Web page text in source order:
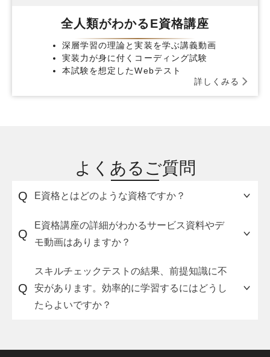
全人類がわかるE資格講座
深層学習の理論と実装を学ぶ講義動画
実装力が身に付くコーディング試験
本試験を想定したWebテスト
詳しくみる
よくあるご質問
Q E資格とはどのような資格ですか？
一般社団法人日本ディープラーニング協会
（JDLA）が主催している資格試験で、「ディープ
ラーニングの理論を理解し、適切な手法を選択し
ます。
試験では、「応用数学」、「機械学習」、「深層
Q
E資格講座の詳細がわかるサービス資料やデ
モ動画はありますか？
講座の詳細（講座の流れ・料金体系・申し込み方
法）をまとめた資料とトライアル用の講座動画を
ご用意しています。ご希望の方は、こちらの資料
請求フォーム からお申し込みください。
Q
スキルチェックテストの結果、前提知識に不
安があります。効率的に学習するにはどうし
たらよいですか？
30秒で完了